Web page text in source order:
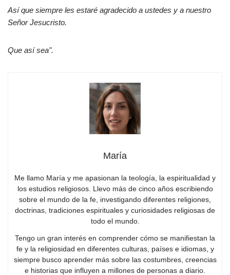
Así que siempre les estaré agradecido a ustedes y a nuestro
Señor Jesucristo.
Que así sea".
María
Me llamo María y me apasionan la teología, la espiritualidad y
los estudios religiosos. Llevo más de cinco años escribiendo
sobre el mundo de la fe, investigando diferentes religiones,
doctrinas, tradiciones espirituales y curiosidades religiosas de
todo el mundo.
Tengo un gran interés en comprender cómo se manifiestan la
fe y la religiosidad en diferentes culturas, países e idiomas, y
siempre busco aprender más sobre las costumbres, creencias
e historias que influyen a millones de personas a diario.